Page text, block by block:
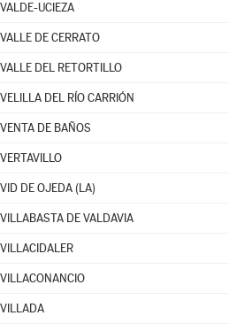
VALDE-UCIEZA
VALLE DE CERRATO
VALLE DEL RETORTILLO
VELILLA DEL RÍO CARRIÓN
VENTA DE BAÑOS
VERTAVILLO
VID DE OJEDA (LA)
VILLABASTA DE VALDAVIA
VILLACIDALER
VILLACONANCIO
VILLADA